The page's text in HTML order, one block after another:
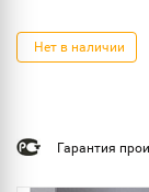
Нет в наличии
Гарантия